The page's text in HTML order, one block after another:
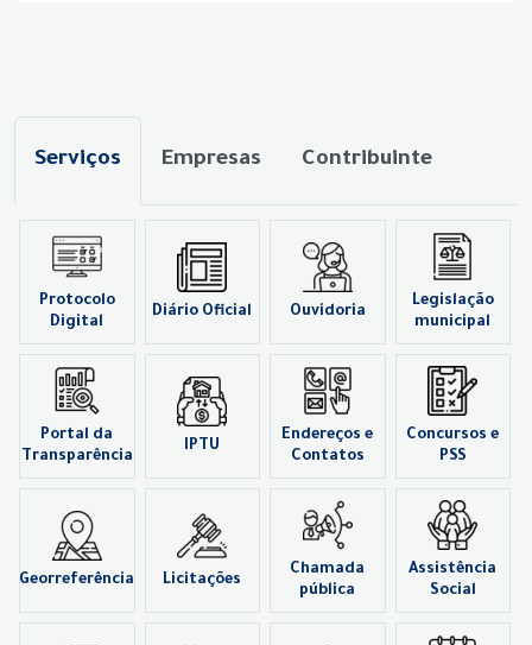
Serviços Empresas Contribuinte
Protocolo
Digital
Diário Oficial Ouvidoria
Legislação
municipal
Portal da
Transparência
IPTU
Endereços e
Contatos
Concursos e
PSS
Georreferência Licitações
Chamada
pública
Assistência
Social